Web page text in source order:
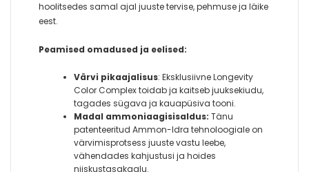
hoolitsedes samal ajal juuste tervise, pehmuse ja läike
eest.
Peamised omadused ja eelised:
Värvi pikaajalisus: Eksklusiivne Longevity
Color Complex toidab ja kaitseb juuksekiudu,
tagades sügava ja kauapüsiva tooni.
Madal ammoniaagisisaldus: Tänu
patenteeritud Ammon-Idra tehnoloogiale on
värvimisprotsess juuste vastu leebe,
vähendades kahjustusi ja hoides
niiskustasakaalu.